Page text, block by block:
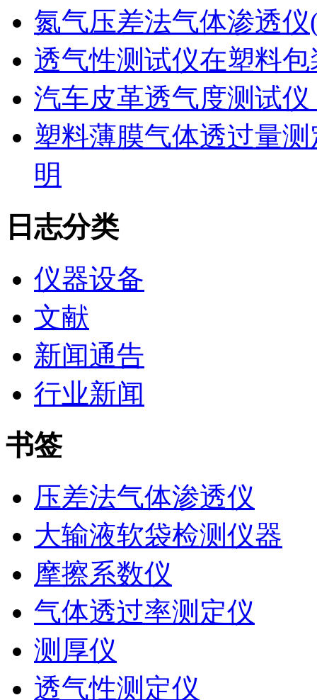
氮气压差法气体渗透
透气性测试仪在塑料
汽车皮革透气度测试
塑料薄膜气体透过量
明
日志分类
仪器设备
文献
新闻通告
行业新闻
书签
压差法气体渗透仪
大输液软袋检测仪器
摩擦系数仪
气体透过率测定仪
测厚仪
透气性测定仪